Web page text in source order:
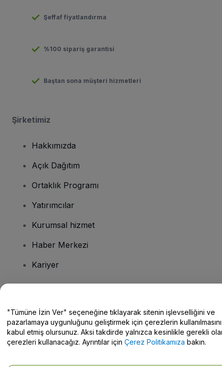
Şeffaf fiyatlandırma
%100 sipariş garantisi
Baştan sona müşteri hizmetleri
Şirketimiz
Hakkımızda
Açık Dağıtım
Ortaklık Programı
Yatırımcılar
Kurumsal hizmet
Haber Merkezi
Kariyer
Yardım Merkezi / Bize Ulaşın
"Tümüne İzin Ver" seçeneğine tıklayarak sitenin işlevselliğini ve
pazarlamaya uygunluğunu geliştirmek için çerezlerin kullanılmasını
kabul etmiş olursunuz. Aksi takdirde yalnızca kesinlikle gerekli
çerezleri kullanacağız. Ayrıntılar için Çerez Politikamıza bakın.